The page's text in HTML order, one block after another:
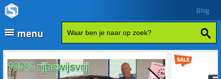
Blog
menu
Fatbikes
Scooter kopen